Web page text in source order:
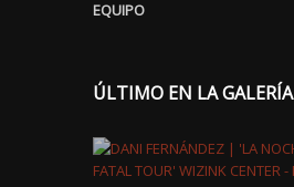
EQUIPO
ÚLTIMO EN LA GALERÍA